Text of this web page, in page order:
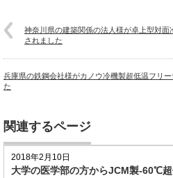
神奈川県の建築関係の法人様が卓上型対
されました
兵庫県の鉄鋼会社様がカノウ冷機製超低温フリ
た
関連するページ
2018年2月10日
大学の医学部の方からJCM製-60℃